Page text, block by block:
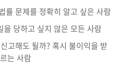
률 문제를 정확히 알고 싶은 사람
을 당하고 싶지 않은 모든 사람
고해도 될까? 혹시 불이익을 받
는 사람